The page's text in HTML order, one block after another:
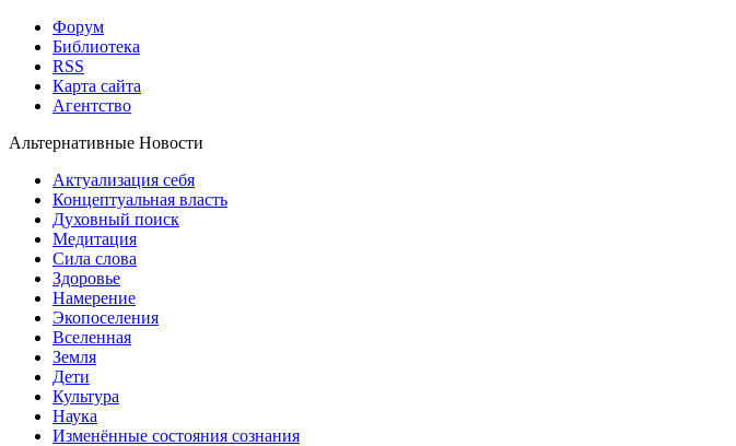
Форум
Библиотека
RSS
Карта сайта
Агентство
Альтернативные Новости
Актуализация себя
Концептуальная власть
Духовный поиск
Медитация
Сила слова
Здоровье
Намерение
Экопоселения
Вселенная
Земля
Дети
Культура
Наука
Изменённые состояния сознания